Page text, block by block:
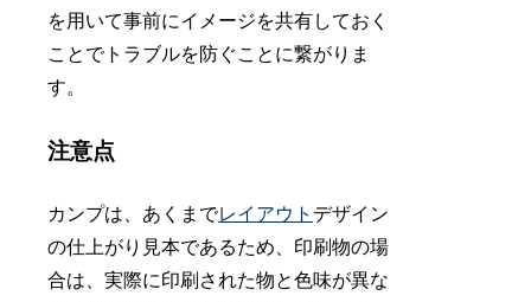
を用いて事前にイメージを共有しておく
ことでトラブルを防ぐことに繋がりま
す。
注意点
カンプは、あくまでレイアウト デザイン
の仕上がり見本であるため、印刷物の場
合は、実際に印刷された物と色味が異な